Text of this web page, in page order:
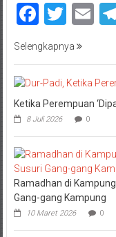
Selengkapnya
Ketika Perempuan
8 Juli 2026 0
Ramadhan di
Gang-gang Kampung
10 Maret 2026 0